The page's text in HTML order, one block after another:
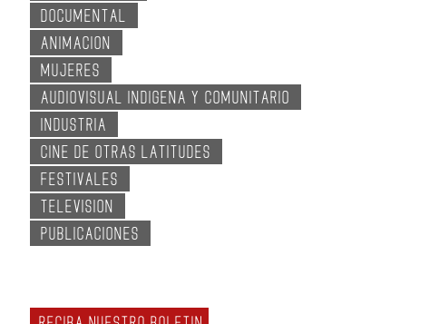
DOCUMENTAL
ANIMACION
MUJERES
AUDIOVISUAL INDIGENA Y COMUNITARIO
INDUSTRIA
CINE DE OTRAS LATITUDES
FESTIVALES
TELEVISION
PUBLICACIONES